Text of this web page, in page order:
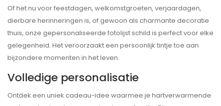
Of het nu voor feestdagen, welkomstgroeten, verjaardagen,
dierbare herinneringen is, of gewoon als charmante decoratie
thuis, onze gepersonaliseerde fotolijst schild is perfect voor elke
gelegenheid. Het veroorzaakt een persoonlijk tintje toe aan
bijzondere momenten in het leven.
Volledige personalisatie
Ontdek een uniek cadeau-idee waarmee je hartverwarmende